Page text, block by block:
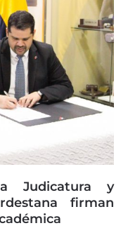
Judicatura y
firman